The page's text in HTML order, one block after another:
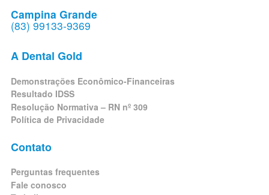
Campina Grande
(83) 99133-9369
A Dental Gold
Demonstrações Econômico-Financeiras
Resultado IDSS
Resolução Normativa – RN nº 309
Política de Privacidade
Contato
Perguntas frequentes
Fale conosco